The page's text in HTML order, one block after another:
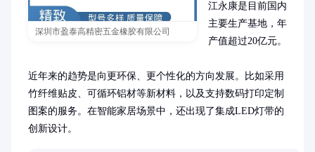
深圳市盈泰高精密五金橡胶有限公司
江永康是目前国内
主要生产基地，年
产值超过20亿元。
近年来的趋势是向更环保、更个性化的方向发展。比如采用
竹纤维贴皮、可循环铝材等新材料，以及支持数码打印定制
图案的服务。在智能家居场景中，还出现了集成LED灯带的
创新设计。